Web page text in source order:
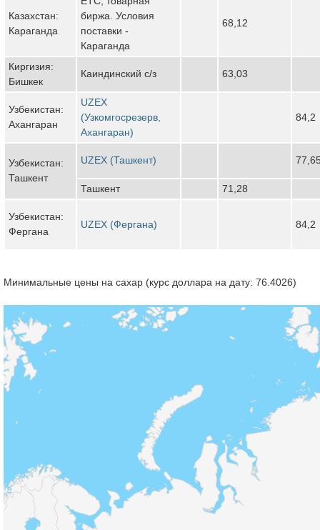
Казахстан:
Караганда
биржа. Условия
поставки -
Караганда
68,12
Киргизия:
Бишкек
Каиндинский с/з 63,03
Узбекистан:
Ахангаран
UZEX
(Узкомгосрезерв,
Ахангаран)
84,2
Узбекистан:
Ташкент
UZEX (Ташкент)
Ташкент 71,28
Узбекистан:
Фергана
UZEX (Фергана) 84,2
Минимальные цены на сахар (курс доллара на дату: 76.4026)